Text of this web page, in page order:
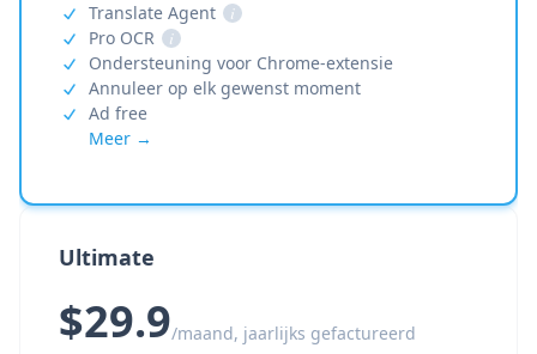
Translate Agent
i
Pro OCR
i
Ondersteuning voor Chrome-extensie
Annuleer op elk gewenst moment
Ad free
Meer →
Ultimate
$29.9/maand, jaarlijks gefactureerd